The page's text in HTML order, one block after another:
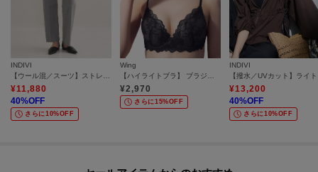
INDIVI
¥11,880
40%OFF
さらに10%OFF
Wing
¥2,970
さらに15%OFF
INDIVI
¥13,200
40%OFF
さらに10%OFF